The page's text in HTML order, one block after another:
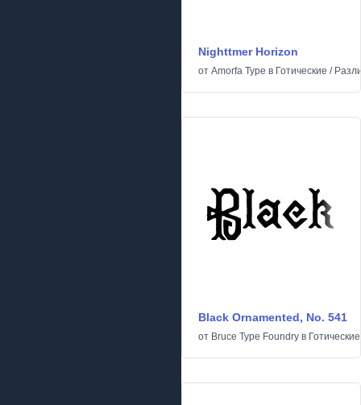
Nighttmer Horizon
от Amorfa Type в Готические /
Black Ornamented, No. 541
от Bruce Type Foundry в Готические